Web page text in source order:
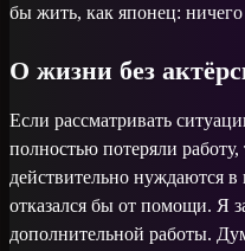
бы жить, как японец:
О жизни без
Если рассматривать
полностью потеряли работу,
действительно нуждаются
отказался бы от помощи. Я
дополнительной работы.